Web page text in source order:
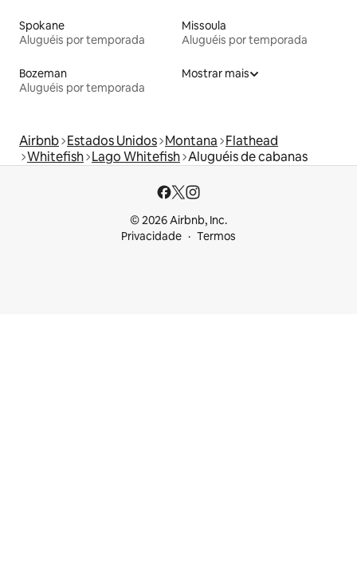
Spokane
Aluguéis por temporada
Missoula
Aluguéis por temporada
Bozeman
Aluguéis por temporada
Mostrar mais
Airbnb Estados Unidos Montana Flathead
Whitefish Lago Whitefish Aluguéis de cabanas
© 2026 Airbnb, Inc.
Privacidade
Termos